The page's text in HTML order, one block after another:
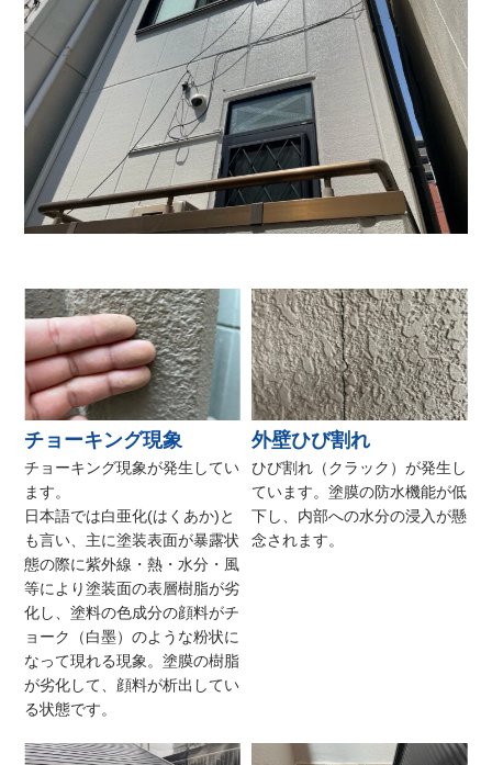
チョーキング現象
チョーキング現象が発生してい
ます。
日本語では白亜化(はくあか)と
も言い、主に塗装表面が暴露状
態の際に紫外線・熱・水分・風
等により塗装面の表層樹脂が劣
化し、塗料の色成分の顔料がチ
ョーク（白墨）のような粉状に
なって現れる現象。塗膜の樹脂
が劣化して、顔料が析出してい
る状態です。
外壁ひび割れ
ひび割れ（クラック）が発生し
ています。塗膜の防水機能が低
下し、内部への水分の浸入が懸
念されます。